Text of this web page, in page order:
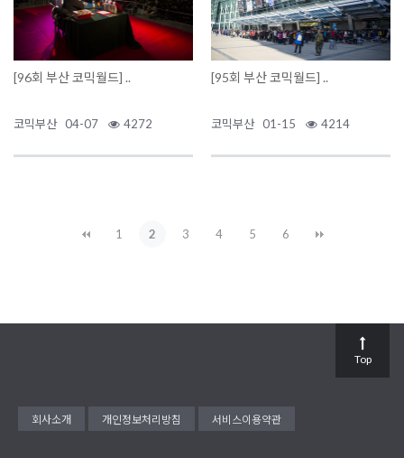
[96회 부산 코믹월드] ..
코믹부산 04-07 4272
[95회 부산 코믹월드] ..
코믹부산 01-15 4214
1 2 3 4 5 6
회사소개 개인정보처리방침 서비스이용약관
Top